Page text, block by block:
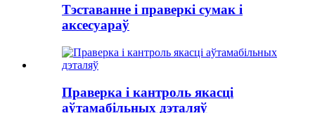
Тэставанне і праверкі сумак і
аксесуараў
Праверка і кантроль якасці
аўтамабільных дэталяў